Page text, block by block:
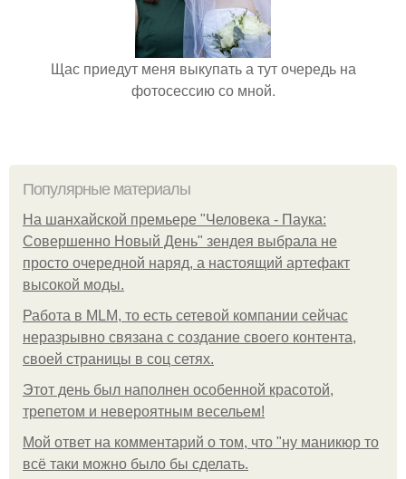
Щас приедут меня выкупать а тут очередь на
фотосессию со мной.
Популярные материалы
На шанхайской премьере "Человека - Паука:
Совершенно Новый День" зендея выбрала не
просто очередной наряд, а настоящий артефакт
высокой моды.
Работа в MLM, то есть сетевой компании сейчас
неразрывно связана с создание своего контента,
своей страницы в соц сетях.
Этот день был наполнен особенной красотой,
трепетом и невероятным весельем!
Мой ответ на комментарий о том, что "ну маникюр то
всё таки можно было бы сделать.